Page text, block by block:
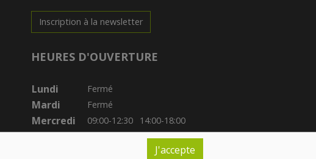
J'accepte
Inscription à la newsletter
HEURES D'OUVERTURE
Lundi Fermé
Mardi Fermé
Mercredi 09:00-12:30 14:00-18:00
Jeudi 14:00-18:00
14:00-19:00